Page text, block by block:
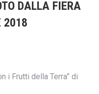
DALLA FIERA
2018
i Frutti della Terra” di